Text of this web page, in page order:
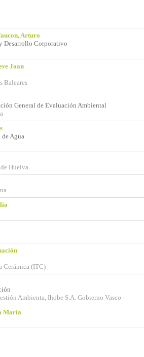
Arturo
Desarrollo Corporativo
Joan
Baleares
General de Evaluación Ambiental
Agua
Huelva
Cerámica (ITC)
Ambienta, Ihobe S.A. Gobierno Vasco
María